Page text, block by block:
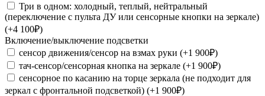
Три в одном: холодный, теплый, нейтральный
(переключение с пульта ДУ или сенсорные кнопки на зеркале)
(+4 100₽)
Включение/выключение подсветки
сенсор движения/сенсор на взмах руки (+1 900₽)
тач-сенсор/сенсорная кнопка на зеркале (+1 900₽)
сенсорное по касанию на торце зеркала (не подходит для
зеркал с фронтальной подсветкой) (+1 900₽)